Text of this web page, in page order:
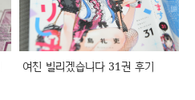
여친 빌리겠습니다 31권 후기